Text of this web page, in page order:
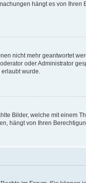
hängt es von
nicht mehr geantwortet
oder Administrator
wurde.
Bilder, welche mit einem
hängt von Ihren